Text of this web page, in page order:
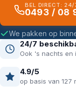
BEL DIRECT: 24/
0493 / 08
We pakken op
24/7
Ook 's nachts en
4.9/5
op basis van 127